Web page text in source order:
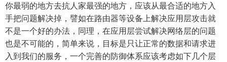
你最弱的地方去抗人家最强的地方，应该从最合适的地方入
手把问题解决掉，譬如在路由器等设备上解决应用层攻击就
不是一个好的办法，同理，在应用层尝试解决网络层的问题
也是不可能的，简单来说，目标是只让正常的数据和请求进
入到我们的服务，一个完善的防御体系应该考虑如下几个层